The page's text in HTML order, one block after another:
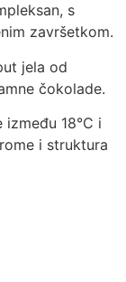
s
završetkom.
jela od
čokolade.
18°C i
i struktura